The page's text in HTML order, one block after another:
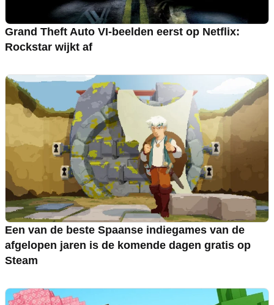
Grand Theft Auto VI-beelden eerst op Netflix:
Rockstar wijkt af
Een van de beste Spaanse indiegames van de
afgelopen jaren is de komende dagen gratis op
Steam